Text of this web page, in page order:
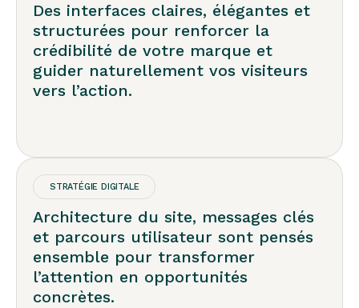
Des interfaces claires, élégantes et
structurées pour renforcer la
crédibilité de votre marque et
guider naturellement vos visiteurs
vers l’action.
STRATÉGIE DIGITALE
Architecture du site, messages clés
et parcours utilisateur sont pensés
ensemble pour transformer
l’attention en opportunités
concrètes.